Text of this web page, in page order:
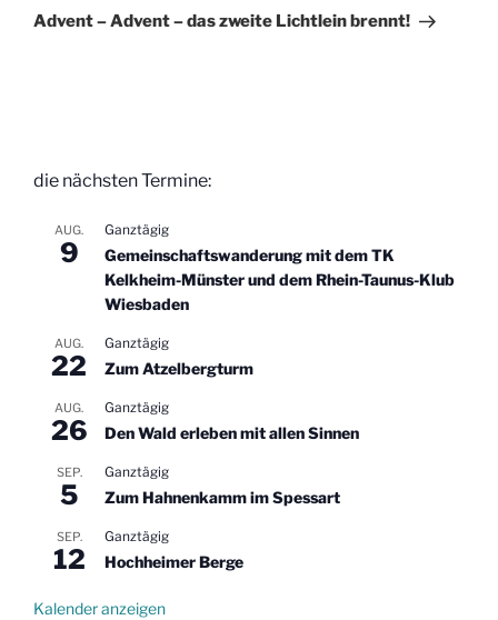
Beitrag
Advent – Advent – das zweite Lichtlein brennt!
die nächsten Termine:
AUG.
9
Ganztägig
Gemeinschaftswanderung mit dem TK
Kelkheim-Münster und dem Rhein-Taunus-Klub
Wiesbaden
AUG.
22
Ganztägig
Zum Atzelbergturm
AUG.
26
Ganztägig
Den Wald erleben mit allen Sinnen
SEP.
5
Ganztägig
Zum Hahnenkamm im Spessart
SEP.
12
Ganztägig
Hochheimer Berge
Kalender anzeigen